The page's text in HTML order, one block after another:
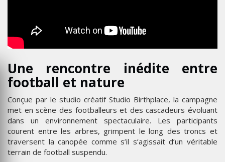
Une rencontre inédite entre
football et nature
Conçue par le studio créatif Studio Birthplace, la campagne
met en scène des footballeurs et des cascadeurs évoluant
dans un environnement spectaculaire. Les participants
courent entre les arbres, grimpent le long des troncs et
traversent la canopée comme s’il s’agissait d’un véritable
terrain de football suspendu.